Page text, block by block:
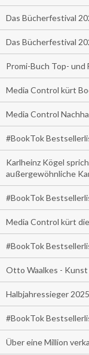
Das Bücherfestival
Das Bücherfestival
Promi-Buch Top- und
Media Control kürt
Media Control
#BookTok
Karlheinz Kögel
außergewöhnliche
#BookTok
Media Control kürt
#BookTok
Otto Waalkes - Kunst
Halbjahressieger 2025
#BookTok
Über eine Million